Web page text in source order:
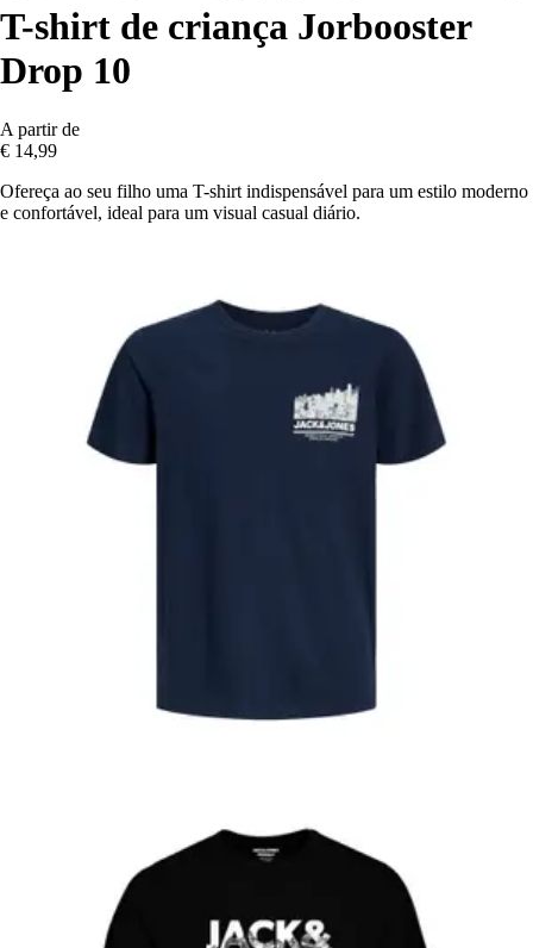
T-shirt de criança Jorbooster
Drop 10
A partir de
€ 14,99
Ofereça ao seu filho uma T-shirt indispensável para um estilo moderno
e confortável, ideal para um visual casual diário.